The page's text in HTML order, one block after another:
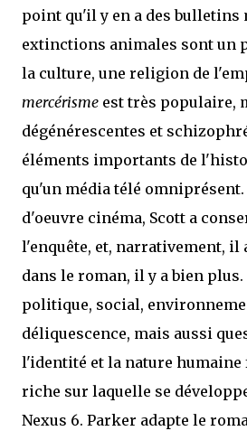
point qu'il y en a des bulletins
extinctions animales sont un
la culture, une religion de
mercérisme est très populaire,
dégénérescentes et
éléments importants de
qu'un média télé
d'oeuvre cinéma, Scott a
l'enquête, et, narrativement, il
dans le roman, il y a bien plus.
politique, social,
déliquescence, mais aussi
l'identité et la nature humaine
riche sur laquelle se
Nexus 6. Parker adapte le